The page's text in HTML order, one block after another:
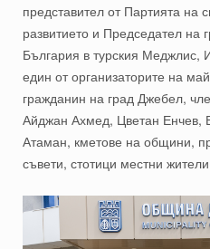
представител от Партията на
развитието и Председател на
България в турския
един от организаторите на
гражданин на град Джебел,
Айджан Ахмед, Цветан Енчев,
Атаман, кметове на общини,
съвети, стотици местни